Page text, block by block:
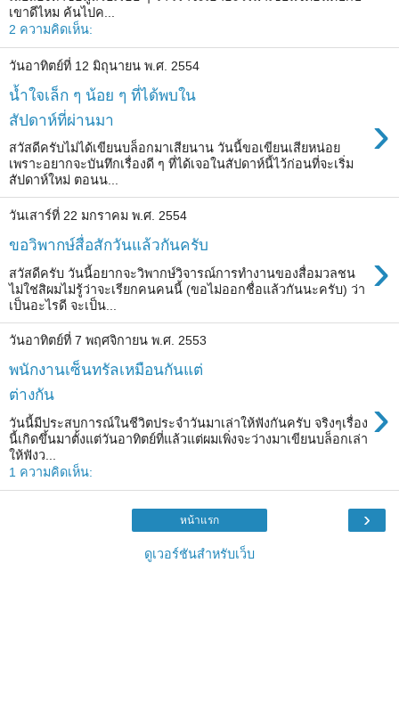
เขาดีไหม ค้นไปค...
2 ความคิดเห็น:
วันอาทิตย์ที่ 12 มิถุนายน พ.ศ. 2554
น้ำใจเล็ก ๆ น้อย ๆ ที่ได้พบใน
สัปดาห์ที่ผ่านมา
›
สวัสดีครับไม่ได้เขียนบล็อกมาเสียนาน วันนี้ขอเขียนเสียหน่อย
เพราะอยากจะบันทึกเรื่องดี ๆ ที่ได้เจอในสัปดาห์นี้ไว้ก่อนที่จะเริ่ม
สัปดาห์ใหม่ ตอนน...
วันเสาร์ที่ 22 มกราคม พ.ศ. 2554
ขอวิพากษ์สื่อสักวันแล้วกันครับ ›
สวัสดีครับ วันนี้อยากจะวิพากษ์วิจารณ์การทำงานของสื่อมวลชน
ไม่ใช่สิผมไม่รู้ว่าจะเรียกคนคนนี้ (ขอไม่ออกชื่อแล้วกันนะครับ) ว่า
เป็นอะไรดี จะเป็น...
วันอาทิตย์ที่ 7 พฤศจิกายน พ.ศ. 2553
พนักงานเซ็นทรัลเหมือนกันแต่
ต่างกัน
›
วันนี้มีประสบการณ์ในชีวิตประจำวันมาเล่าให้ฟังกันครับ จริงๆเรื่อง
นี้เกิดขึ้นมาตั้งแต่วันอาทิตย์ที่แล้วแต่ผมเพิ่งจะว่างมาเขียนบล็อกเล่า
ให้ฟังว...
1 ความคิดเห็น:
›
หน้าแรก
ดูเวอร์ชันสำหรับเว็บ